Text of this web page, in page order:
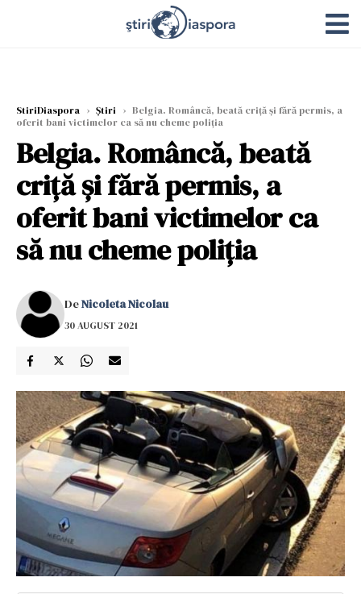
StiriDiaspora › Știri › Belgia. Româncă, beată criță și fără permis, a
oferit bani victimelor ca să nu cheme poliția
Belgia. Româncă, beată
criță și fără permis, a
oferit bani victimelor ca
să nu cheme poliția
DeNicoleta Nicolau
30 AUGUST 2021